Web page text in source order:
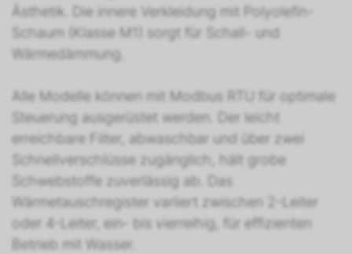
Ästhetik. Die innere Verkleidung mit Polyolefin-
Schaum (Klasse M1) sorgt für Schall- und
Wärmedämmung.
Alle Modelle können mit Modbus RTU für optimale
Steuerung ausgerüstet werden. Der leicht
erreichbare Filter, abwaschbar und über zwei
Schnellverschlüsse zugänglich, hält grobe
Schwebstoffe zuverlässig ab. Das
Wärmetauschregister variiert zwischen 2-Leiter
oder 4-Leiter, ein- bis vierreihig, für effizienten
Betrieb mit Wasser.